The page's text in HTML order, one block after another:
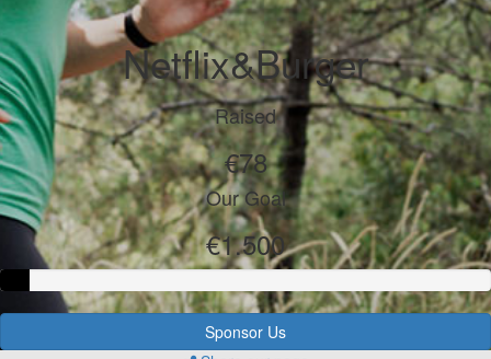
Netflix&Burger
Raised
€78
Our Goal
€1.500
Sponsor Us